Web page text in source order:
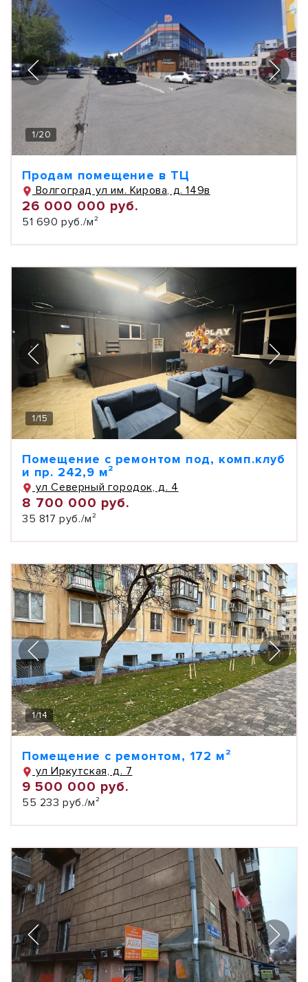
1/20
Продам помещение в ТЦ
Волгоград ул им. Кирова, д. 149в
26 000 000 руб.
51 690 руб./м²
1/15
Помещение с ремонтом под, комп.клуб
и пр. 242,9 м²
ул Северный городок, д. 4
8 700 000 руб.
35 817 руб./м²
1/14
Помещение с ремонтом, 172 м²
ул Иркутская, д. 7
9 500 000 руб.
55 233 руб./м²